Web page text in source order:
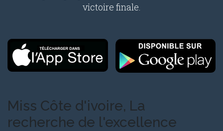
victoire finale.
Miss Côte d'ivoire, La
recherche de l'excellence